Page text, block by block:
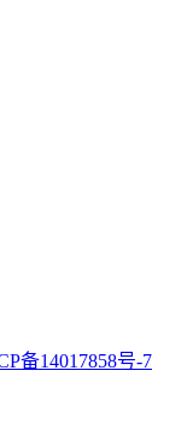
备14017858号-7